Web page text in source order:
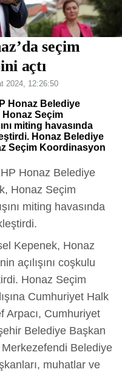
seçim
açtı
2024, 12:26:50
Honaz Belediye
Honaz Seçim
miting havasında
Honaz Belediye
Seçim Koordinasyon
Honaz Belediye
Honaz Seçim
miting havasında
Kepenek, Honaz
açılışını coşkulu
Honaz Seçim
Cumhuriyet Halk
Arpacı, Cumhuriyet
Belediye Başkan
Belediye
muhatlar ve